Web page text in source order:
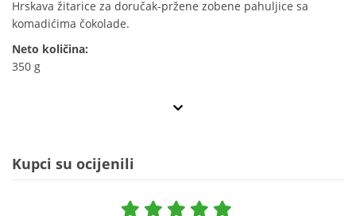
Hrskava žitarice za doručak-pržene zobene pahuljice sa
komadićima čokolade.
Neto količina:
350 g
Kupci su ocijenili